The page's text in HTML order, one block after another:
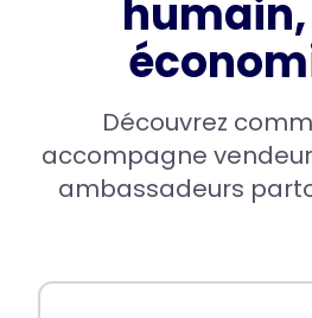
Découvrez
accompagne
ambassadeurs